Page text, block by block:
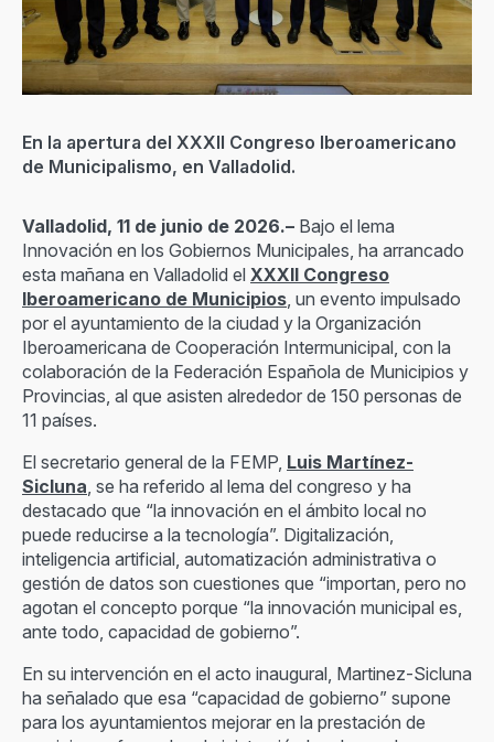
En la apertura del XXXII Congreso Iberoamericano
de Municipalismo, en Valladolid.
Valladolid, 11 de junio de 2026.– Bajo el lema
Innovación en los Gobiernos Municipales, ha arrancado
esta mañana en Valladolid el XXXII Congreso
Iberoamericano de Municipios , un evento impulsado
por el ayuntamiento de la ciudad y la Organización
Iberoamericana de Cooperación Intermunicipal, con la
colaboración de la Federación Española de Municipios y
Provincias, al que asisten alrededor de 150 personas de
11 países.
El secretario general de la FEMP, Luis Martínez-
Sicluna , se ha referido al lema del congreso y ha
destacado que “la innovación en el ámbito local no
puede reducirse a la tecnología”. Digitalización,
inteligencia artificial, automatización administrativa o
gestión de datos son cuestiones que “importan, pero no
agotan el concepto porque “la innovación municipal es,
ante todo, capacidad de gobierno”.
En su intervención en el acto inaugural, Martinez-Sicluna
ha señalado que esa “capacidad de gobierno” supone
para los ayuntamientos mejorar en la prestación de